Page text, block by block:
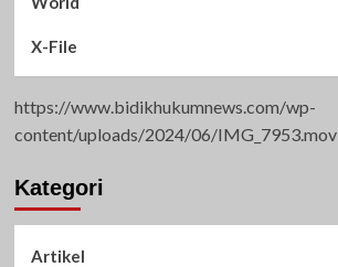
X-File
https://www.bidikhukumnews.com/wp-
content/uploads/2024/06/IMG_7953.mov
Kategori
Artikel